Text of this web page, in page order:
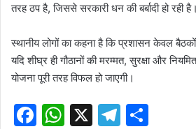
तरह ठप है, जिससे सरकारी धन की बर्बादी हो रही है।
स्थानीय लोगों का कहना है कि प्रशासन केवल
यदि शीघ्र ही गौठानों की मरम्मत, सुरक्षा और
योजना पूरी तरह विफल हो जाएगी।
F
W X
T